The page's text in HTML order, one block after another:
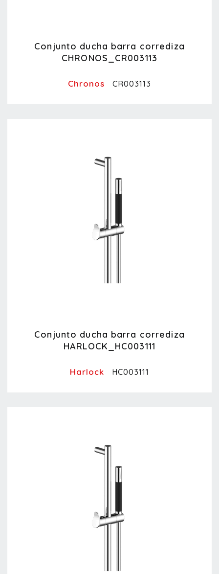
Conjunto ducha barra corrediza
CHRONOS_CR003113
Chronos CR003113
Conjunto ducha barra corrediza
HARLOCK_HC003111
Harlock HC003111